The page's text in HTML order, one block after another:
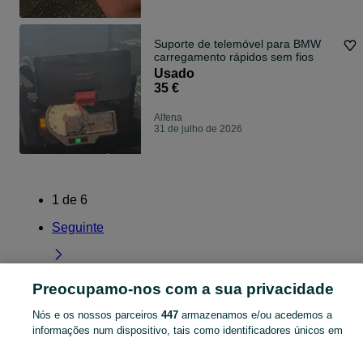
Suporte de telemóvel para BMW
carregamento rápidos sem fios
Usado
35 €
Alfena
31 de julho de 2026
1 de 6
Seguinte
Página principal Telemóveis, Tablets e Smartwatches Porto Alfena
Preocupamo-nos com a sua privacidade
Nós e os nossos parceiros 447armazenamos e/ou acedemos a
informações num dispositivo, tais como identificadores únicos em